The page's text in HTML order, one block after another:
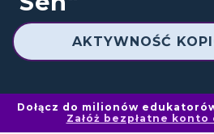
AKTYWNOŚĆ
Dołącz do milionów
Załóż bezpłatne